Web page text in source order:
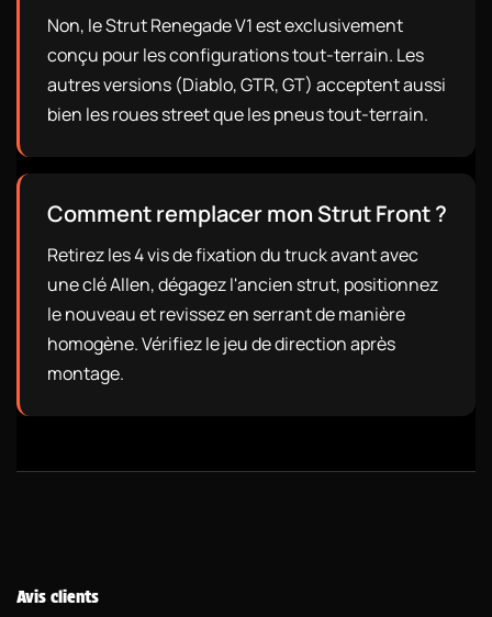
Non, le Strut Renegade V1 est exclusivement
conçu pour les configurations tout-terrain. Les
autres versions (Diablo, GTR, GT) acceptent aussi
bien les roues street que les pneus tout-terrain.
Comment remplacer mon Strut Front ?
Retirez les 4 vis de fixation du truck avant avec
une clé Allen, dégagez l'ancien strut, positionnez
le nouveau et revissez en serrant de manière
homogène. Vérifiez le jeu de direction après
montage.
Avis clients